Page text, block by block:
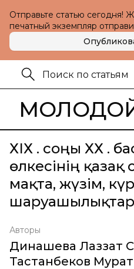
Отправьте статью сегодня!
печатный экземпляр
ХІХ ғ. соңы ХХ ғ.
өлкесінің
мақта, жүзім,
Авторы
Динашева Лаззат
Тастанбеков